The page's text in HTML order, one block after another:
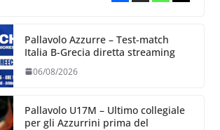
Pallavolo Azzurre – Test-match
Italia B-Grecia diretta streaming
06/08/2026
Pallavolo U17M – Ultimo collegiale
per gli Azzurrini prima del